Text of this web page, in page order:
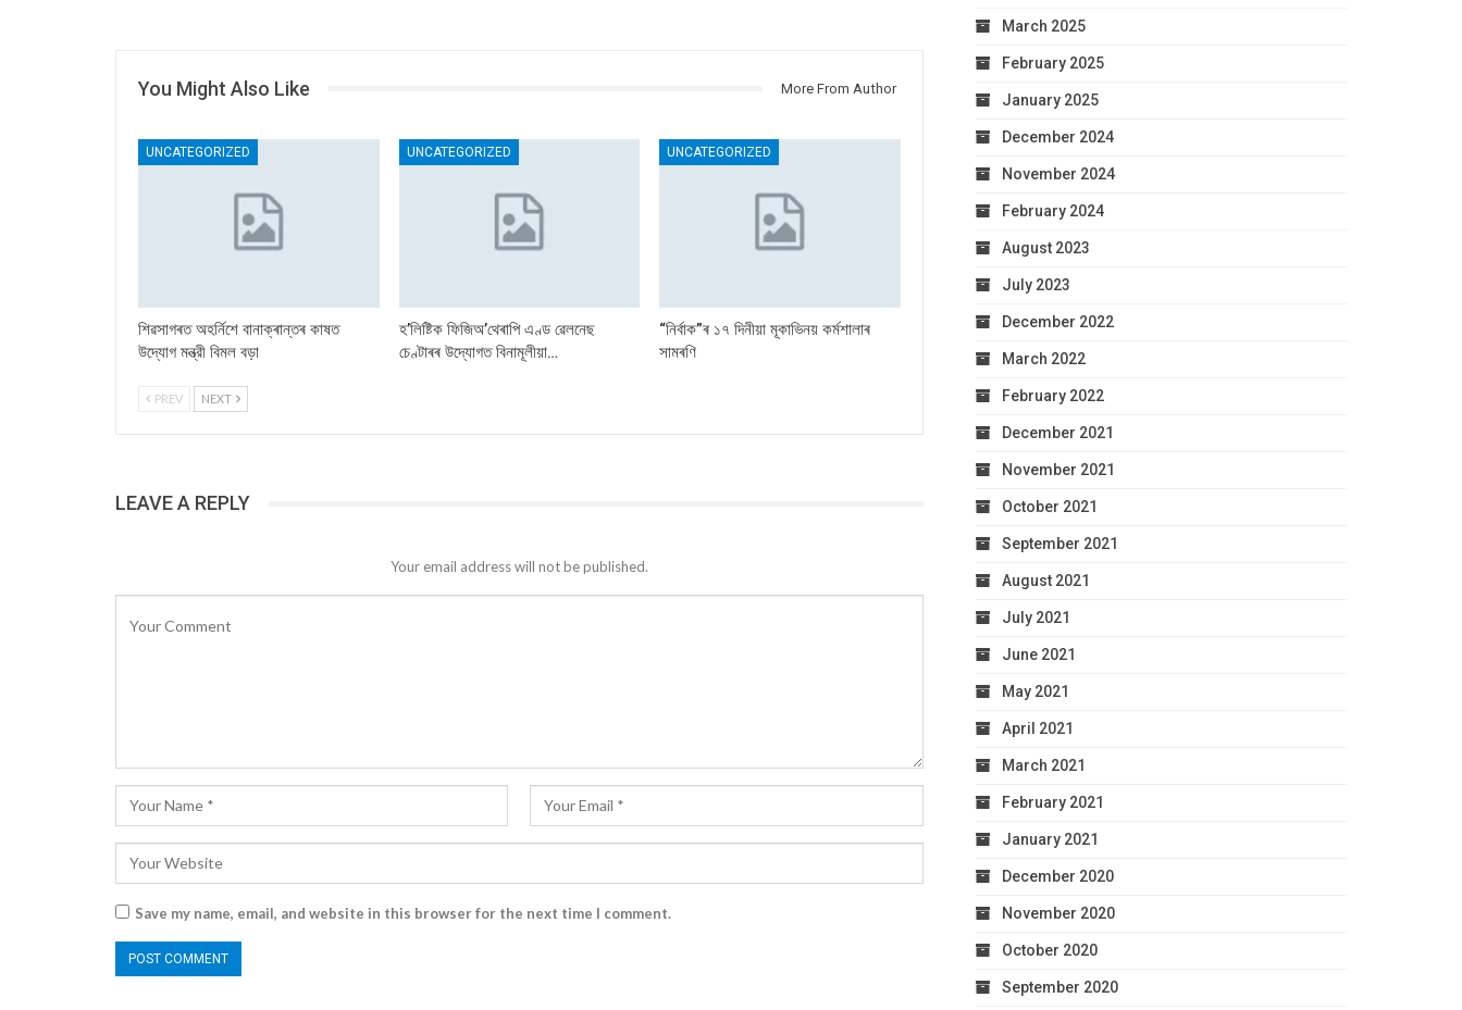
You Might Also Like More From Author
UNCATEGORIZED
শিৱসাগৰত অহৰ্নিশে বানাক্ৰান্তৰ কাষত
উদ্যোগ মন্ত্রী বিমল বড়া
UNCATEGORIZED
হ’লিষ্টিক ফিজিঅ’থেৰাপি এণ্ড ৱেলনেছ
চেণ্টাৰৰ উদ্যোগত বিনামূলীয়া…
UNCATEGORIZED
“নিৰ্বাক”ৰ ১৭ দিনীয়া মূকাভিনয় কৰ্মশালাৰ
সামৰণি
PREV NEXT
LEAVE A REPLY
Your email address will not be published.
Save my name, email, and website in this browser for the next time I comment.
March 2025
February 2025
January 2025
December 2024
November 2024
February 2024
August 2023
July 2023
December 2022
March 2022
February 2022
December 2021
November 2021
October 2021
September 2021
August 2021
July 2021
June 2021
May 2021
April 2021
March 2021
February 2021
January 2021
December 2020
November 2020
October 2020
September 2020